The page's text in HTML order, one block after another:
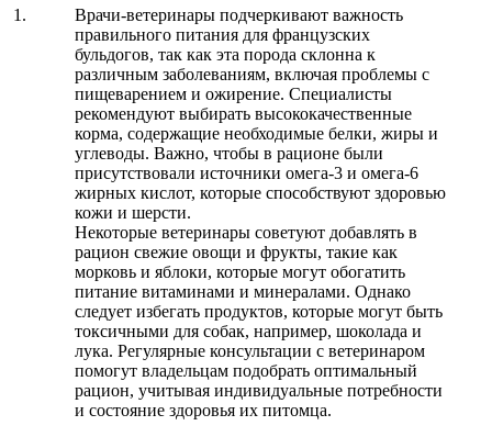
Врачи-ветеринары подчеркивают важность
правильного питания для французских
бульдогов, так как эта порода склонна к
различным заболеваниям, включая проблемы с
пищеварением и ожирение. Специалисты
рекомендуют выбирать высококачественные
корма, содержащие необходимые белки, жиры и
углеводы. Важно, чтобы в рационе были
присутствовали источники омега-3 и омега-6
жирных кислот, которые способствуют здоровью
кожи и шерсти.
Некоторые ветеринары советуют добавлять в
рацион свежие овощи и фрукты, такие как
морковь и яблоки, которые могут обогатить
питание витаминами и минералами. Однако
следует избегать продуктов, которые могут быть
токсичными для собак, например, шоколада и
лука. Регулярные консультации с ветеринаром
помогут владельцам подобрать оптимальный
рацион, учитывая индивидуальные потребности
и состояние здоровья их питомца.